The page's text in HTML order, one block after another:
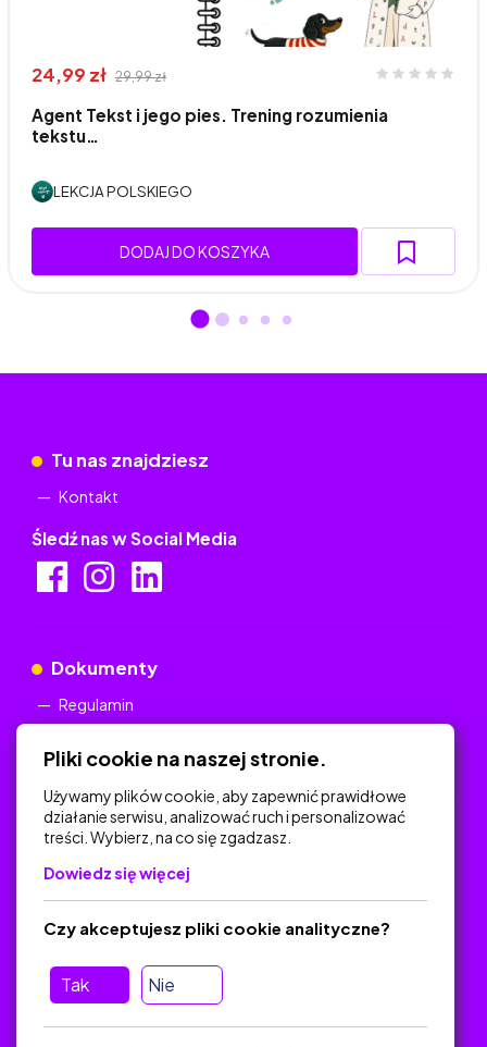
24,99 zł 29,99 zł
Agent Tekst i jego pies. Trening rozumienia
tekstu…
LEKCJA POLSKIEGO
DODAJ DO KOSZYKA
Tu nas znajdziesz
Kontakt
Śledź nas w Social Media
Dokumenty
Regulamin
Na skróty
Polityka Prywatności
Regulamin
O platformie
Baza materiałów dydaktycznych
Jak zostać autorem
FAQ
Pliki cookie na naszej stronie.
Używamy plików cookie, aby zapewnić prawidłowe
działanie serwisu, analizować ruch i personalizować
treści. Wybierz, na co się zgadzasz.
Dowiedz się więcej
Tak Nie
Czy akceptujesz pliki cookie analityczne?